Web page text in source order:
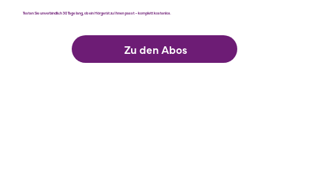
Testen Sie unverbindlich 30 Tage lang, ob ein Hörgerät zu Ihnen passt – komplett kostenlos.
Zu den Abos